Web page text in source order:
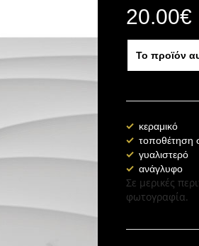
20.00€
Το προϊόν
κεραμικό
τοποθέτηση
γυαλιστερό
ανάγλυφο
Σε μερικές
φωτογραφία.